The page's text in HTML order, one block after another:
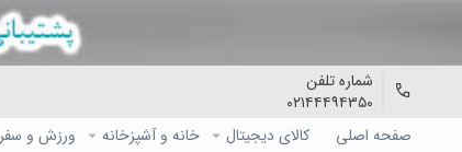
شماره تلفن
۰۲۱۴۴۴۹۴۳۵۰
صفحه اصلی
کالاي دیجیتال خانه و آشپزخانه ورزش و سفر